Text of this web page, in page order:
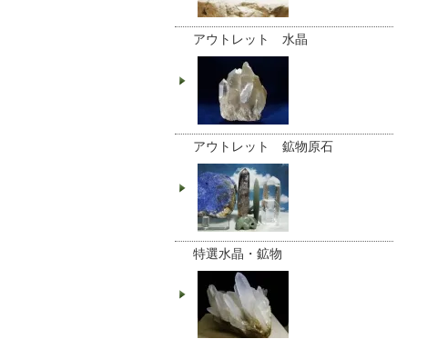
アウトレット 水晶
アウトレット 鉱物原石
特選水晶・鉱物